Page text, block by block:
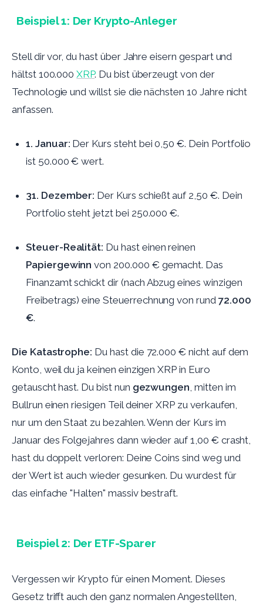
Beispiel 1: Der Krypto-Anleger
Stell dir vor, du hast über Jahre eisern gespart und
hältst 100.000XRP. Du bist überzeugt von der
Technologie und willst sie die nächsten 10 Jahre nicht
anfassen.
1. Januar: Der Kurs steht bei 0,50 €. Dein Portfolio
ist 50.000 € wert.
31. Dezember: Der Kurs schießt auf 2,50 €. Dein
Portfolio steht jetzt bei 250.000 €.
Steuer-Realität: Du hast einen reinen
Papiergewinn von 200.000 € gemacht. Das
Finanzamt schickt dir (nach Abzug eines winzigen
Freibetrags) eine Steuerrechnung von rund 72.000
€.
Die Katastrophe: Du hast die 72.000 € nicht auf dem
Konto, weil du ja keinen einzigen XRP in Euro
getauscht hast. Du bist nun gezwungen, mitten im
Bullrun einen riesigen Teil deiner XRP zu verkaufen,
nur um den Staat zu bezahlen. Wenn der Kurs im
Januar des Folgejahres dann wieder auf 1,00 € crasht,
hast du doppelt verloren: Deine Coins sind weg und
der Wert ist auch wieder gesunken. Du wurdest für
das einfache "Halten" massiv bestraft.
Beispiel 2: Der ETF-Sparer
Vergessen wir Krypto für einen Moment. Dieses
Gesetz trifft auch den ganz normalen Angestellten,